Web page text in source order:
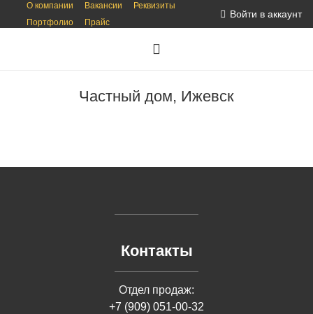
О компании Вакансии
Реквизиты
Портфолио
Прайс
Войти в аккаунт
Частный дом, Ижевск
Контакты
Отдел продаж:
+7 (909) 051-00-32